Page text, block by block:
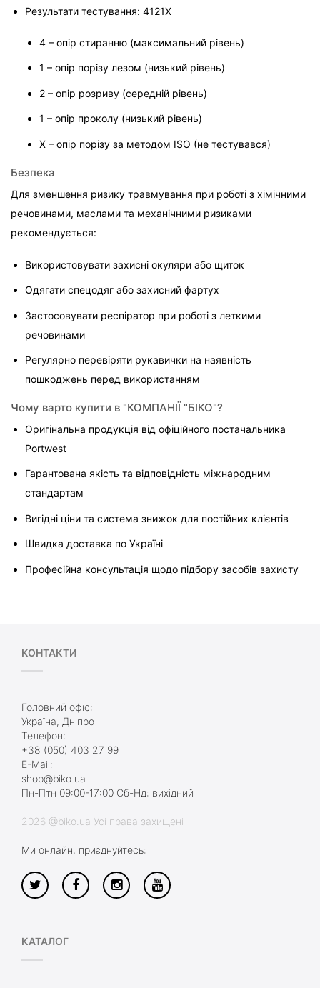
Результати тестування: 4121X
4 – опір стиранню (максимальний рівень)
1 – опір порізу лезом (низький рівень)
2 – опір розриву (середній рівень)
1 – опір проколу (низький рівень)
X – опір порізу за методом ISO (не тестувався)
Безпека
Для зменшення ризику травмування при роботі з хімічними
речовинами, маслами та механічними ризиками
рекомендується:
Використовувати захисні окуляри або щиток
Одягати спецодяг або захисний фартух
Застосовувати респіратор при роботі з леткими
речовинами
Регулярно перевіряти рукавички на наявність
пошкоджень перед використанням
Чому варто купити в "КОМПАНІЇ "БІКО"?
Оригінальна продукція від офіційного постачальника
Portwest
Гарантована якість та відповідність міжнародним
стандартам
Вигідні ціни та система знижок для постійних клієнтів
Швидка доставка по Україні
Професійна консультація щодо підбору засобів захисту
КОНТАКТИ
Головний офіс:
Україна, Дніпро
Телефон:
+38 (050) 403 27 99
E-Mail:
shop@biko.ua
Пн-Птн 09:00-17:00 Сб-Нд: вихідний
2026 @biko.ua Усі права захищені
Ми онлайн, приєднуйтесь:
КАТАЛОГ